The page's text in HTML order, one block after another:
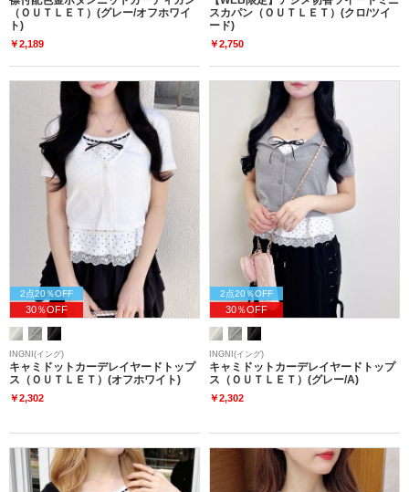
（ＯＵＴＬＥＴ）(グレー/オフホワイ
ト)
￥2,189
スカパン（ＯＵＴＬＥＴ）(クロ/ツイ
ード)
￥2,750
2点20％OFF
30％OFF
INGNI(イング)
キャミドットカーデレイヤードトップ
ス（ＯＵＴＬＥＴ）(オフホワイト)
￥2,302
2点20％OFF
30％OFF
INGNI(イング)
キャミドットカーデレイヤードトップ
ス（ＯＵＴＬＥＴ）(グレー/A)
￥2,302